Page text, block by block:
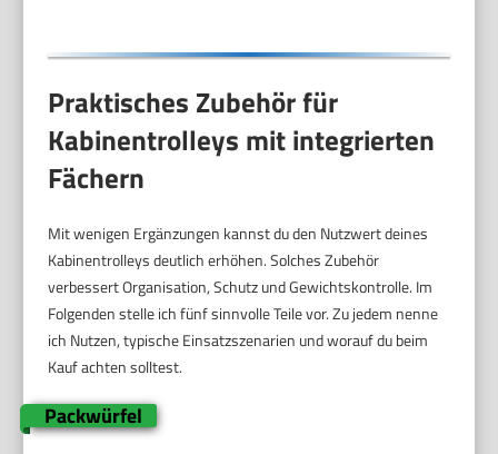
Praktisches Zubehör für
Kabinentrolleys mit integrierten
Fächern
Mit wenigen Ergänzungen kannst du den Nutzwert deines
Kabinentrolleys deutlich erhöhen. Solches Zubehör
verbessert Organisation, Schutz und Gewichtskontrolle. Im
Folgenden stelle ich fünf sinnvolle Teile vor. Zu jedem nenne
ich Nutzen, typische Einsatzszenarien und worauf du beim
Kauf achten solltest.
Packwürfel